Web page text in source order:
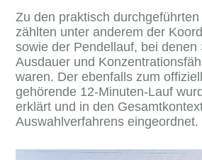
Zu den praktisch
zählten unter anderem der
sowie der Pendellauf, bei denen
Ausdauer und
waren. Der ebenfalls zum
gehörende 12‑Minuten‑Lauf
erklärt und in den
Auswahlverfahrens eingeordnet.